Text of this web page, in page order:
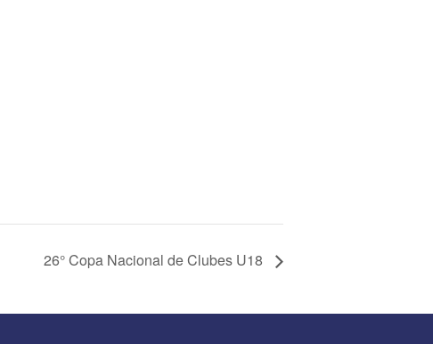
26° Copa Nacional de Clubes U18